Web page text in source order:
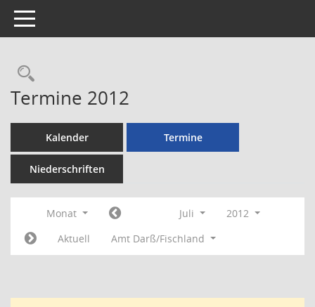
Toggle navigation
Rechercheauswahl
Termine 2012
Kalender Termine
Niederschriften
Monat Juli
2012
Aktuell
Amt Darß/Fischland